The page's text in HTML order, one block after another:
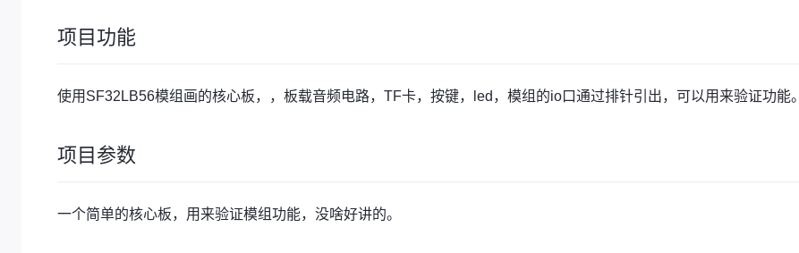
项目功能
使用SF32LB56模组画的核心板，，板载音频电路，TF卡，按键，led，模组的io口通过排针引出，可以用来验证功能。
项目参数
一个简单的核心板，用来验证模组功能，没啥好讲的。